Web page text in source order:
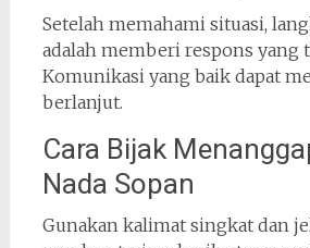
Setelah memahami situasi,
adalah memberi respons yang
Komunikasi yang baik dapat
berlanjut.
Cara Bijak
Nada Sopan
Gunakan kalimat singkat dan